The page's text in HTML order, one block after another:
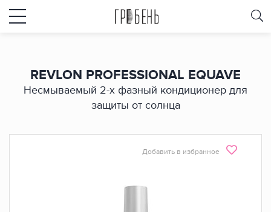
REVLON PROFESSIONAL EQUAVE
Несмываемый 2-х фазный кондиционер для
защиты от солнца
Добавить в избранное